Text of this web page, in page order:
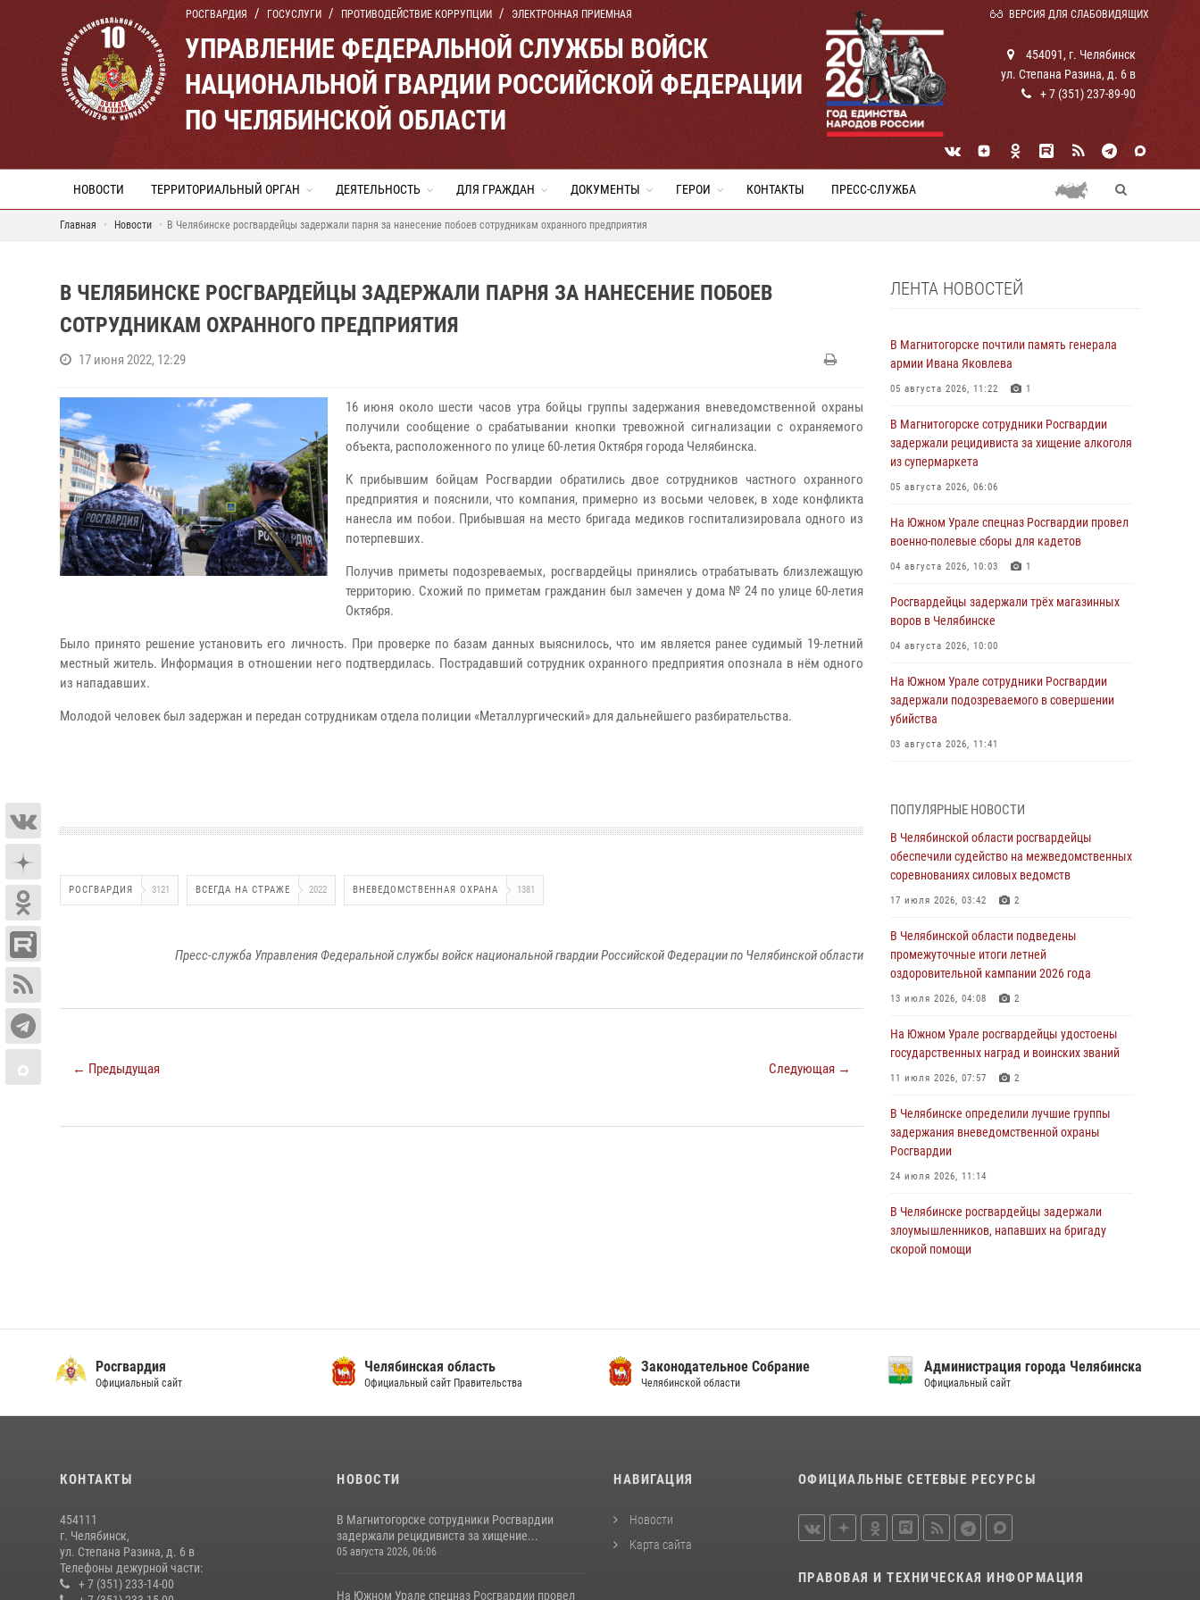
РОСГВАРДИЯ ГОСУСЛУГИ ПРОТИВОДЕЙСТВИЕ КОРРУПЦИИ ЭЛЕКТРОННАЯ ПРИЕМНАЯ ВЕРСИЯ ДЛЯ СЛАБОВИДЯЩИХ
УПРАВЛЕНИЕ ФЕДЕРАЛЬНОЙ СЛУЖБЫ ВОЙСК
НАЦИОНАЛЬНОЙ ГВАРДИИ РОССИЙСКОЙ ФЕДЕРАЦИИ
ПО ЧЕЛЯБИНСКОЙ ОБЛАСТИ
454091, г. Челябинск
ул. Степана Разина, д. 6 в
+ 7 (351) 237-89-90
НОВОСТИ ТЕРРИТОРИАЛЬНЫЙ ОРГАН ДЕЯТЕЛЬНОСТЬ ДЛЯ ГРАЖДАН ДОКУМЕНТЫ ГЕРОИ КОНТАКТЫ ПРЕСС-СЛУЖБА
Главная Новости В Челябинске росгвардейцы задержали парня за нанесение побоев сотрудникам охранного предприятия
В ЧЕЛЯБИНСКЕ РОСГВАРДЕЙЦЫ ЗАДЕРЖАЛИ ПАРНЯ ЗА НАНЕСЕНИЕ ПОБОЕВ
СОТРУДНИКАМ ОХРАННОГО ПРЕДПРИЯТИЯ
17 июня 2022, 12:29
16 июня около шести часов утра бойцы группы задержания вневедомственной охраны
получили сообщение о срабатывании кнопки тревожной сигнализации с охраняемого
объекта, расположенного по улице 60-летия Октября города Челябинска.
К прибывшим бойцам Росгвардии обратились двое сотрудников частного охранного
предприятия и пояснили, что компания, примерно из восьми человек, в ходе конфликта
нанесла им побои. Прибывшая на место бригада медиков госпитализировала одного из
потерпевших.
Получив приметы подозреваемых, росгвардейцы принялись отрабатывать близлежащую
территорию. Схожий по приметам гражданин был замечен у дома № 24 по улице 60-летия
Октября.
Было принято решение установить его личность. При проверке по базам данных выяснилось, что им является ранее судимый 19-летний
местный житель. Информация в отношении него подтвердилась. Пострадавший сотрудник охранного предприятия опознала в нём одного
из нападавших.
Молодой человек был задержан и передан сотрудникам отдела полиции «Металлургический» для дальнейшего разбирательства.
РОСГВАРДИЯ 3121 ВСЕГДА НА СТРАЖЕ 2022 ВНЕВЕДОМСТВЕННАЯ ОХРАНА 1381
Пресс-служба Управления Федеральной службы войск национальной гвардии Российской Федерации по Челябинской области
← Предыдущая Следующая →
ЛЕНТА НОВОСТЕЙ
В Магнитогорске почтили память генерала
армии Ивана Яковлева
05 августа 2026, 11:22 1
В Магнитогорске сотрудники Росгвардии
задержали рецидивиста за хищение алкоголя
из супермаркета
05 августа 2026, 06:06
На Южном Урале спецназ Росгвардии провел
военно-полевые сборы для кадетов
04 августа 2026, 10:03 1
Росгвардейцы задержали трёх магазинных
воров в Челябинске
04 августа 2026, 10:00
На Южном Урале сотрудники Росгвардии
задержали подозреваемого в совершении
убийства
03 августа 2026, 11:41
грабеже
03 августа 2026, 11:25
Росгвардейцы обеспечили безопасность
празднования Дня ВДВ на Южном Урале
Авиация Росгвардии совершила более 250
санитарных вылетов в Донецкой Народной
Республике
Росгвардия обеспечивает безопасность
граждан на южном направлении
В Уральском округе Росгвардии состоялось
заседание оперативного штаба
30 июля 2026, 10:53
ПОПУЛЯРНЫЕ НОВОСТИ
В Челябинской области росгвардейцы
обеспечили судейство на межведомственных
соревнованиях силовых ведомств
17 июля 2026, 03:42 2
В Челябинской области подведены
промежуточные итоги летней
оздоровительной кампании 2026 года
13 июля 2026, 04:08 2
На Южном Урале росгвардейцы удостоены
государственных наград и воинских званий
11 июля 2026, 07:57 2
В Челябинске определили лучшие группы
задержания вневедомственной охраны
Росгвардии
24 июля 2026, 11:14
В Челябинске росгвардейцы задержали
злоумышленников, напавших на бригаду
скорой помощи
прошёл рейд по миграционному контролю
23 июля 2026, 09:28
В Челябинске росгвардейцы обсудили с
По горячим следам задержали
челябинские росгвардейцы
На Южном Урале продолжается акция
Росгвардия
Официальный сайт
Челябинская область
Официальный сайт Правительства
Законодательное Собрание
Челябинской области
Администрация города Челябинска
Официальный сайт
КОНТАКТЫ
454111
г. Челябинск,
ул. Степана Разина, д. 6 в
Телефоны дежурной части:
+ 7 (351) 233-14-00
НОВОСТИ
В Магнитогорске сотрудники Росгвардии
задержали рецидивиста за хищение...
05 августа 2026, 06:06
На Южном Урале спецназ Росгвардии провел
НАВИГАЦИЯ
Новости
Карта сайта
ОФИЦИАЛЬНЫЕ СЕТЕВЫЕ РЕСУРСЫ
ПРАВОВАЯ И ТЕХНИЧЕСКАЯ ИНФОРМАЦИЯ